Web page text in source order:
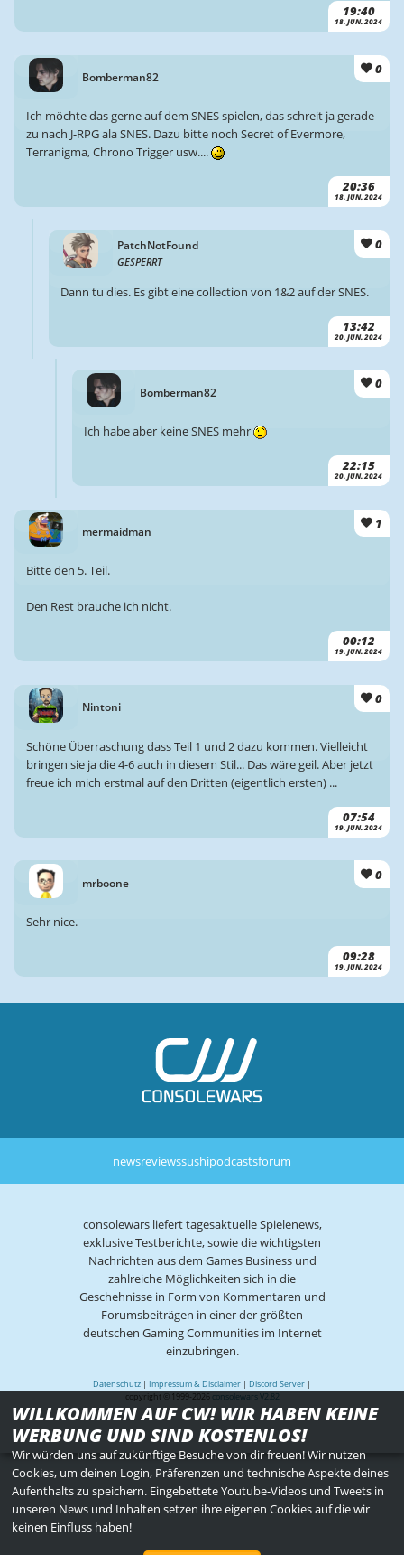
19:40
18. JUN. 2024
Bomberman82
0
20:36
18. JUN. 2024
Ich möchte das gerne auf dem SNES spielen, das schreit ja gerade
zu nach J-RPG ala SNES. Dazu bitte noch Secret of Evermore,
Terranigma, Chrono Trigger usw....
PatchNotFound
GESPERRT
0
13:42
20. JUN. 2024
Dann tu dies. Es gibt eine collection von 1&2 auf der SNES.
Bomberman82
0
22:15
20. JUN. 2024
Ich habe aber keine SNES mehr
mermaidman
1
00:12
19. JUN. 2024
Bitte den 5. Teil.
Den Rest brauche ich nicht.
Nintoni
0
07:54
19. JUN. 2024
Schöne Überraschung dass Teil 1 und 2 dazu kommen. Vielleicht
bringen sie ja die 4-6 auch in diesem Stil... Das wäre geil. Aber jetzt
freue ich mich erstmal auf den Dritten (eigentlich ersten) ...
mrboone
0
09:28
19. JUN. 2024
Sehr nice.
newsreviewssushipodcastsforum
consolewars liefert tagesaktuelle Spielenews,
exklusive Testberichte, sowie die wichtigsten
Nachrichten aus dem Games Business und
zahlreiche Möglichkeiten sich in die
Geschehnisse in Form von Kommentaren und
Forumsbeiträgen in einer der größten
deutschen Gaming Communities im Internet
einzubringen.
Datenschutz | Impressum & Disclaimer | Discord Server |
copyright © 1999-2026 consolewars V2.82
WILLKOMMEN AUF CW! WIR HABEN KEINE
WERBUNG UND SIND KOSTENLOS!
Wir würden uns auf zukünftige Besuche von dir freuen! Wir nutzen
Cookies, um deinen Login, Präferenzen und technische Aspekte deines
Aufenthalts zu speichern. Eingebettete Youtube-Videos und Tweets in
unseren News und Inhalten setzen ihre eigenen Cookies auf die wir
keinen Einfluss haben!